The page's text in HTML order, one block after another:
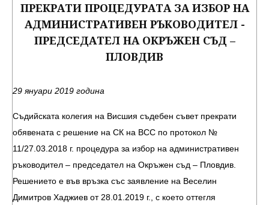
ПРЕКРАТИ ПРОЦЕДУРАТА ЗА ИЗБОР НА
АДМИНИСТРАТИВЕН РЪКОВОДИТЕЛ -
ПРЕДСЕДАТЕЛ НА ОКРЪЖЕН СЪД –
ПЛОВДИВ
29 януари 2019 година
Съдийската колегия на Висшия съдебен съвет прекрати
обявената с решение на СК на ВСС по протокол №
11/27.03.2018 г. процедура за избор на административен
ръководител – председател на Окръжен съд – Пловдив.
Решението е във връзка със заявление на Веселин
Димитров Хаджиев от 28.01.2019 г., с което оттегля